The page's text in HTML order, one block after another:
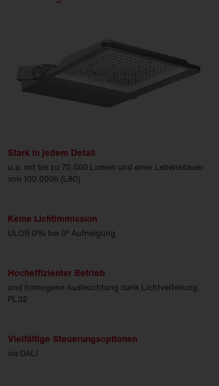
Stark in jedem Detail
u.a. mit bis zu 70.000 Lumen und einer Lebensdauer
von 100.000h (L80)
Keine Lichtimmission
ULOR 0% bei 0° Aufneigung
Hocheffizienter Betrieb
und homogene Ausleuchtung dank Licht­verteilung
PL32
Vielfältige Steuerungsoptionen
via DALI